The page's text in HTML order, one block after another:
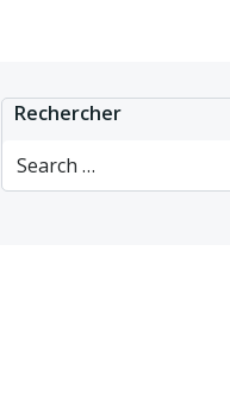
Rechercher
Search
for: